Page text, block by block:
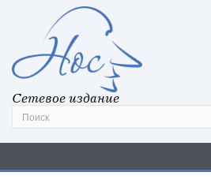
Сетевое издание